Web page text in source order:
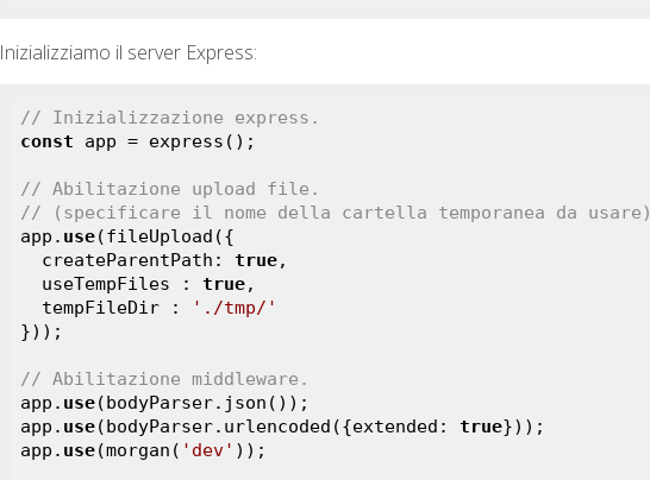
Inizializziamo il server Express:
// Inizializzazione express.
const app = express();
// Abilitazione upload file.
// (specificare il nome della cartella temporanea da usare)
app. use(fileUpload({
  createParentPath:
true,
  useTempFiles :
true,
  tempFileDir :
'./tmp/'
}));
// Abilitazione middleware.
app. use(bodyParser.json());
app. use(bodyParser.urlencoded({extended: true}));
app. use(morgan( 'dev' ));